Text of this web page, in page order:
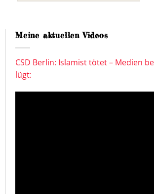
Meine aktuellen Videos
CSD Berlin: Islamist tötet – Medien
lügt: